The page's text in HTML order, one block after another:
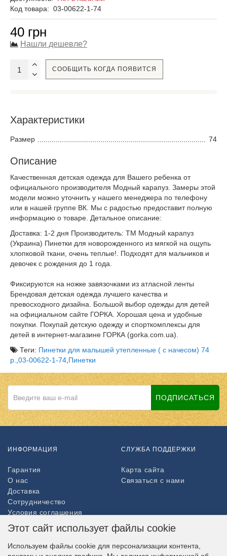
Код товара: 03-00622-1-74
40 грн
Нашли дешевле?
СООБЩИТЬ КОГДА ПОЯВИТСЯ
Характеристики
Размер 74
Описание
Качественная детская одежда для Вашего ребенка от
официального производителя Модный карапуз. Замеры этой
модели можно уточнить у нашего менеджера по телефону
или в нашей группе ВК. Мы с радостью предоставит полную
информацию о товаре. Детальное описание:
Доставка: 1-2 дня Производитель: ТМ Модный карапуз
(Украина) Пинетки для новорожденного из мягкой на ощупь
хлопковой ткани, очень теплые!. Подходят для мальчиков и
девочек с рождения до 1 года.
Фиксируются на ножке завязочками из атласной ленты
Брендовая детская одежда лучшего качества и
превосходного дизайна. Большой выбор одежды для детей
на официальном сайте ГОРКА. Хорошая цена и удобные
покупки. Покупай детскую одежду и спорткомплексы для
детей в интернет-магазине ГОРКА (gorka.com.ua).
Теги: Пинетки для малышей утепленные ( с начесом) 74
р. 03-00622-1-74 Пинетки
ПОДПИСАТЬСЯ
ИНФОРМАЦИЯ
Гарантия
О нас
Доставка
Сотрудничество
Условия соглашения
Возврат товара
СЛУЖБА ПОДДЕРЖКИ
Карта сайта
Связаться с нами
Этот сайт использует файлы cookie
Используем файлы cookie для персонализации контента,